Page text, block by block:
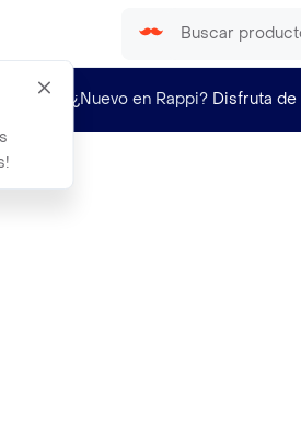
¿Nuevo en Rappi? Disfruta de